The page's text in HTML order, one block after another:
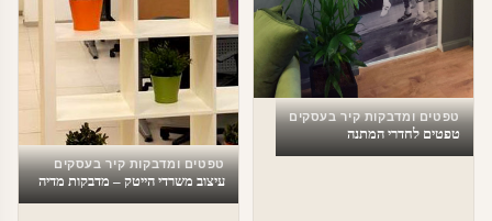
טפטים ומדבקות קיר בעסקים
טפטים לחדרי המתנה
טפטים ומדבקות קיר בעסקים
עיצוב משרדי הייטק – מדבקות מדיה
חברתית